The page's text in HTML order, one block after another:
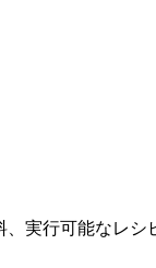
実行可能なレシ